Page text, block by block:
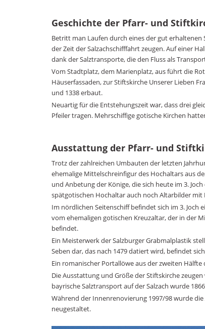
Geschichte der Pfarr- und
Betritt man Laufen durch eines der gut
der Zeit der Salzachschifffahrt zeugen. Auf einer
dank der Salztransporte, die den Fluss als
Vom Stadtplatz, dem Marienplatz, aus führt die
Häuserfassaden, zur Stiftskirche Unserer Lieben
und 1338 erbaut.
Neuartig für die Entstehungszeit war, dass drei
Pfeiler tragen. Mehrschiffige gotische Kirchen
Ausstattung der Pfarr- und
Trotz der zahlreichen Umbauten der letzten
ehemalige Mittelschreinfigur des Hochaltars aus
und Anbetung der Könige, die sich heute im 3.
spätgotischen Hochaltar auch noch Altarbilder mit
Im nördlichen Seitenschiff befindet sich im 3. Joch
vom ehemaligen gotischen Kreuzaltar, der in der
befindet.
Ein Meisterwerk der Salzburger Grabmalplastik
Seben dar, das nach 1479 datiert wird, befindet
Ein romanischer Portallöwe aus der zweiten
Die Ausstattung und Größe der Stiftskirche
bayrische Salztransport auf der Salzach wurde
Während der Innenrenovierung 1997/98 wurde
neugestaltet.